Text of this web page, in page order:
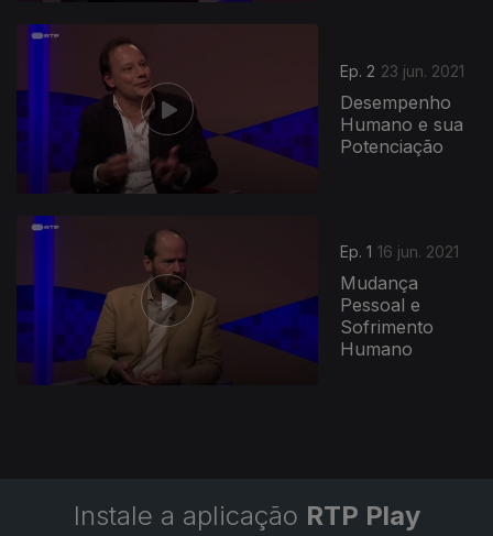
Ep. 2 23 jun. 2021
Desempenho
Humano e sua
Potenciação
Ep. 1 16 jun. 2021
Mudança
Pessoal e
Sofrimento
Humano
551666
Instale a aplicação RTP Play